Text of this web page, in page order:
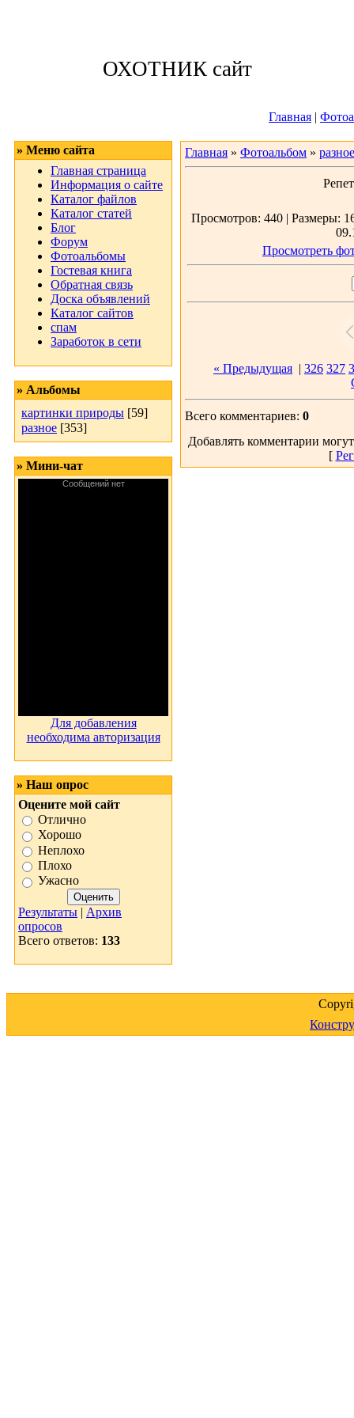
ОХОТНИК сайт
Главная |
» Меню сайта
Главная страница
Информация о сайте
Каталог файлов
Каталог статей
Блог
Форум
Фотоальбомы
Гостевая книга
Обратная связь
Доска объявлений
Каталог сайтов
спам
Заработок в сети
» Альбомы
картинки природы [59]
разное [353]
» Мини-чат
Для добавления
необходима авторизация
» Наш опрос
Оцените мой сайт
Отлично
Хорошо
Неплохо
Плохо
Ужасно
Результаты | Архив
опросов
Всего ответов: 133
Главная » Фотоальбом » разное
Просмотров: 440 | Размеры:
Просмотреть
« Предыдущая | 326 327
Всего комментариев: 0
Добавлять комментарии
[